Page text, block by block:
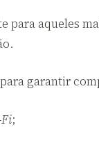
para aqueles
garantir
;